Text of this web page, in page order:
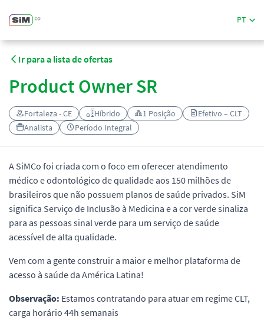
PT
Ir para a lista de ofertas
Product Owner SR
Fortaleza - CE Híbrido 1 Posição
Efetivo – CLT
Analista
Período Integral
A SiMCo foi criada com o foco em oferecer atendimento
médico e odontológico de qualidade aos 150 milhões de
brasileiros que não possuem planos de saúde privados. SiM
significa Serviço de Inclusão à Medicina e a cor verde sinaliza
para as pessoas sinal verde para um serviço de saúde
acessível de alta qualidade.
Vem com a gente construir a maior e melhor plataforma de
acesso à saúde da América Latina!
Observação: Estamos contratando para atuar em regime CLT,
carga horário 44h semanais